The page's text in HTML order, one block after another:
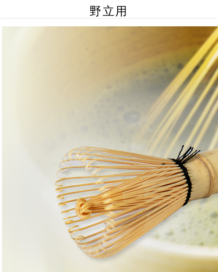
野立用